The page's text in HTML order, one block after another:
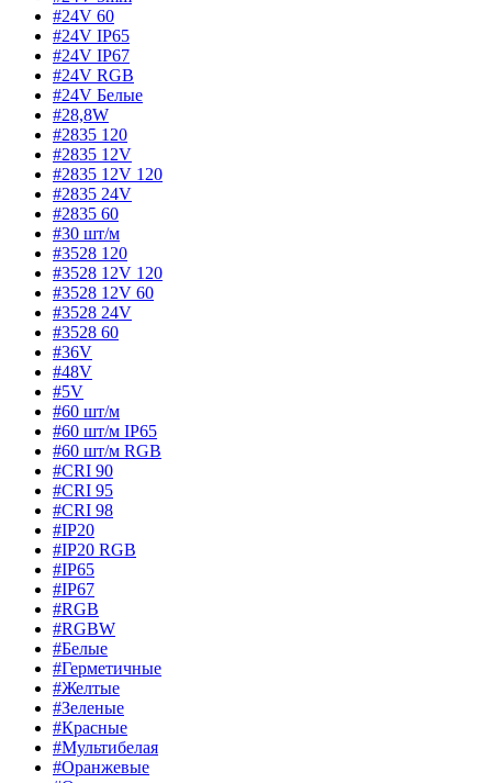
#24V 60
#24V IP65
#24V IP67
#24V RGB
#24V Белые
#28,8W
#2835 120
#2835 12V
#2835 12V 120
#2835 24V
#2835 60
#30 шт/м
#3528 120
#3528 12V 120
#3528 12V 60
#3528 24V
#3528 60
#36V
#48V
#5V
#60 шт/м
#60 шт/м IP65
#60 шт/м RGB
#CRI 90
#CRI 95
#CRI 98
#IP20
#IP20 RGB
#IP65
#IP67
#RGB
#RGBW
#Белые
#Герметичные
#Желтые
#Зеленые
#Красные
#Мультибелая
#Оранжевые